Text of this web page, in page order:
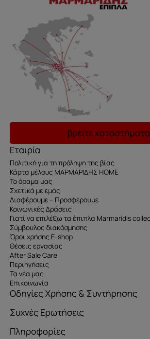
βρείτε καταστήματα
Εταιρία
Πολιτική για τη πρόληψη της βίας
Κάρτα μέλους ΜΑΡΜΑΡΙΔΗΣ HOME
Το όραμα μας
Σχετικά με εμάς
Διαφέρουμε – Προσφέρουμε
Κοινωνικές Δράσεις
Γιατί να επιλέξω τα έπιπλα Marmaridis
Σύμβουλος διακόσμησης
Όροι χρήσης E-shop
Θέσεις εργασίας
After Sale Care
Περιηγήσεις
Τα νέα μας
Επικοινωνία
Οδηγίες Χρήσης & Συντήρησης
Συχνές Ερωτήσεις
Πληροφορίες